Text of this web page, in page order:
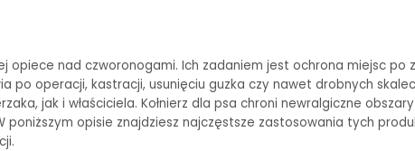
nad czworonogami. Ich zadaniem jest ochrona miejsc
po operacji, kastracji, usunięciu guzka czy nawet drobnych
jak i właściciela. Kołnierz dla psa chroni newralgiczne
opisie znajdziesz najczęstsze zastosowania tych